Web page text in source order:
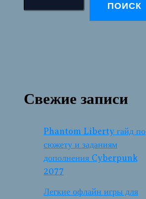
ПОИСК
Свежие записи
Phantom Liberty гайд по
сюжету и заданиям
дополнения Cyberpunk
2077
Легкие офлайн игры для